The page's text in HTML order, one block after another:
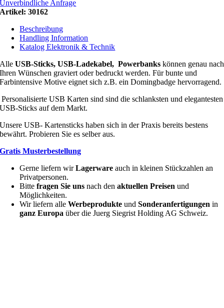
Unverbindliche Anfrage
Artikel:30162
Beschreibung
Handling Information
Katalog Elektronik & Technik
AlleUSB-Sticks, USB-Ladekabel, Powerbanks können genau nach
Ihren Wünschen graviert oder bedruckt werden. Für bunte und
Farbintensive Motive eignet sich z.B. ein Domingbadge hervorragend.
Personalisierte USB Karten sind sind die schlanksten und elegantesten
USB-Sticks auf dem Markt.
Unsere USB- Kartensticks haben sich in der Praxis bereits bestens
bewährt. Probieren Sie es selber aus.
Gratis Musterbestellung
Gerne liefern wirLagerware auch in kleinen Stückzahlen an
Privatpersonen.
Bittefragen Sie uns nach den aktuellen Preisen und
Möglichkeiten.
Wir liefern alleWerbeprodukte undSonderanfertigungen in
ganz Europa über die Juerg Siegrist Holding AG Schweiz.